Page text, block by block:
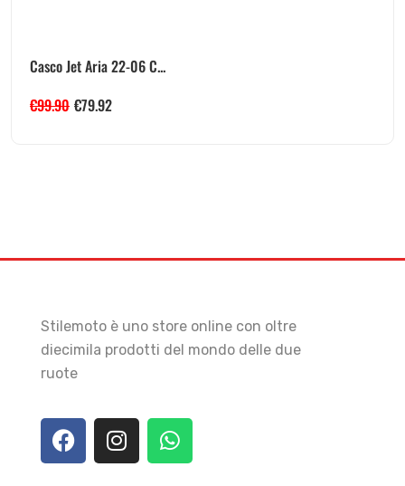
Casco Jet Aria 22-06 C...
€99.90 €79.92
Stilemoto è uno store online con oltre
diecimila prodotti del mondo delle due
ruote